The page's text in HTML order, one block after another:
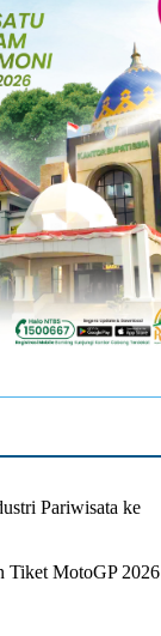
Pariwisata ke
Tiket MotoGP 2026